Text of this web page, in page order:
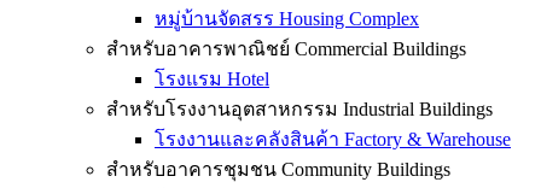
หมู่บ้านจัดสรร Housing Complex
สำหรับอาคารพาณิชย์ Commercial Buildings
โรงแรม Hotel
สำหรับโรงงานอุตสาหกรรม Industrial Buildings
โรงงานและคลังสินค้า Factory & Warehouse
สำหรับอาคารชุมชน Community Buildings